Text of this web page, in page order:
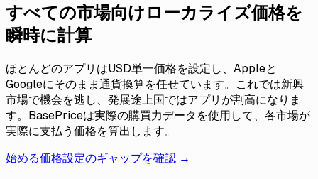
すべての市場向けローカライズ価格を
瞬時に計算
ほとんどのアプリはUSD単一価格を設定し、Appleと
Googleにそのまま通貨換算を任せています。これでは新興
市場で機会を逃し、発展途上国ではアプリが割高になりま
す。BasePriceは実際の購買力データを使用して、各市場が
実際に支払う価格を算出します。
始める価格設定のギャップを確認 →